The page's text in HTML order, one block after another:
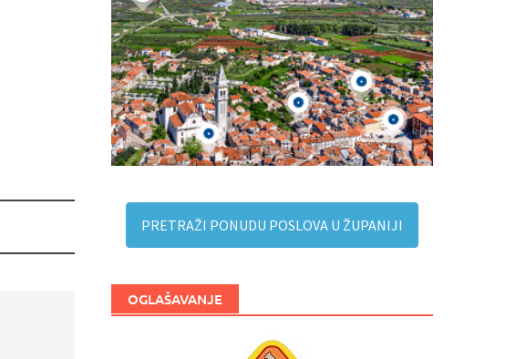
PRETRAŽI PONUDU POSLOVA U ŽUPANIJI
OGLAŠAVANJE